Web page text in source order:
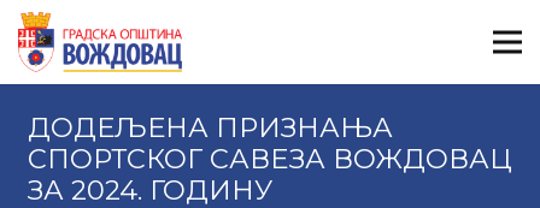
ДОДЕЉЕНА ПРИЗНАЊА
СПОРТСКОГ САВЕЗА ВОЖДОВАЦ
ЗА 2024. ГОДИНУ